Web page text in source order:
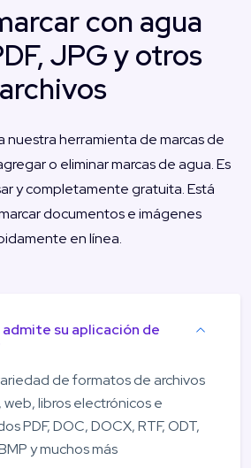
con agua
JPG y otros
archivos
nuestra herramienta de marcas de
o eliminar marcas de agua. Es
y completamente gratuita. Está
documentos e imágenes
en línea.
su aplicación de
de formatos de archivos
libros electrónicos e
PDF, DOC, DOCX, RTF, ODT,
y muchos más